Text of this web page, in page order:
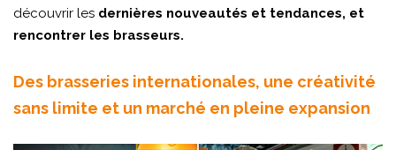
découvrir les dernières nouveautés et tendances, et
rencontrer les brasseurs.
Des brasseries internationales, une créativité
sans limite et un marché en pleine expansion